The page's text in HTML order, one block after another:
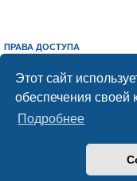
Этот сайт
обеспечения своей
Подробнее
ПРАВА ДОСТУПА
Выне можетеотвечать на
Выне можетередактировать
Выне можетеудалять свои
добавлять
Создано на